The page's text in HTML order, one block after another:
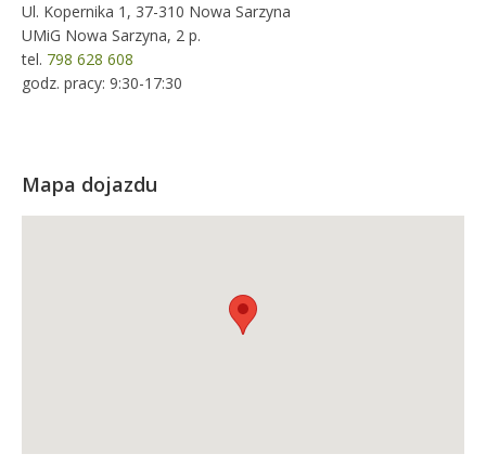
Ul. Kopernika 1, 37-310 Nowa Sarzyna
UMiG Nowa Sarzyna, 2 p.
tel. 798 628 608
godz. pracy: 9:30-17:30
Mapa dojazdu